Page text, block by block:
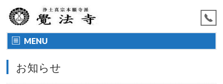
MENU
お知らせ